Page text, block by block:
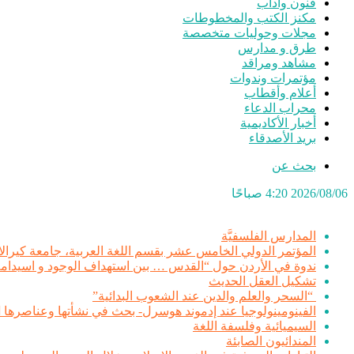
فنون وآداب
مكنز الكتب والمخطوطات
مجلات وحوليات متخصصة
طرق و مدارس
مشاهد ومراقد
مؤتمرات وندوات
أعلام وأقطاب
محراب الدعاء
أخبار الأكاديمية
بريد الأصدقاء
بحث عن
2026/08/06 4:20 صباحًا
المدارس الفلسفيَّة
المؤتمر الدولي الخامس عشر بقسم اللغة العربية، جامعة كيرالا
ندوة في الأردن حول “القدس … بين استهداف الوجود و
تشكيل العقل الحديث
“السحر والعلم والدين عند الشعوب البدائية”
الفينومينولوجيا عند إدموند هوسرل- بحث في نشأتها وعناصرها
السيميائية وفلسفة اللغة
المندائيون الصابئة